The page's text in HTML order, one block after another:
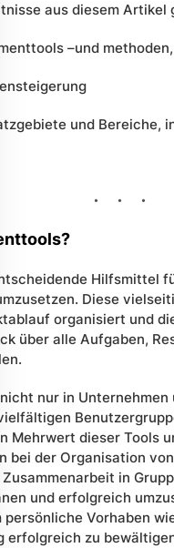
aus diesem Artikel
–und methoden
und Bereiche,
Hilfsmittel
Diese
organisiert und
über alle Aufgaben,
nur in
Mehrwert dieser Tools
bei der Organisation
in
und erfolgreich
persönliche Vorhaben
erfolgreich zu